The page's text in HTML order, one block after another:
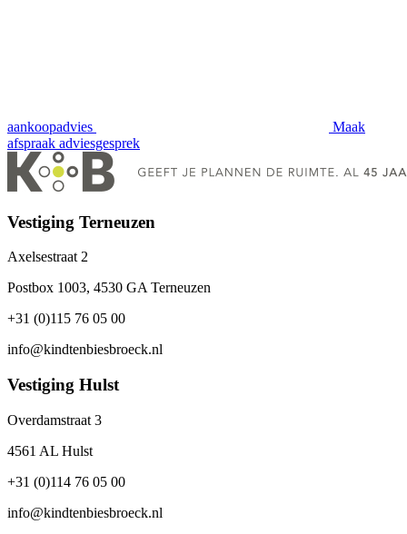
aankoopadvies
Maak
afspraak adviesgesprek
Vestiging Terneuzen
Axelsestraat 2
Postbox 1003, 4530 GA Terneuzen
+31 (0)115 76 05 00
info@kindtenbiesbroeck.nl
Vestiging Hulst
Overdamstraat 3
4561 AL Hulst
+31 (0)114 76 05 00
info@kindtenbiesbroeck.nl